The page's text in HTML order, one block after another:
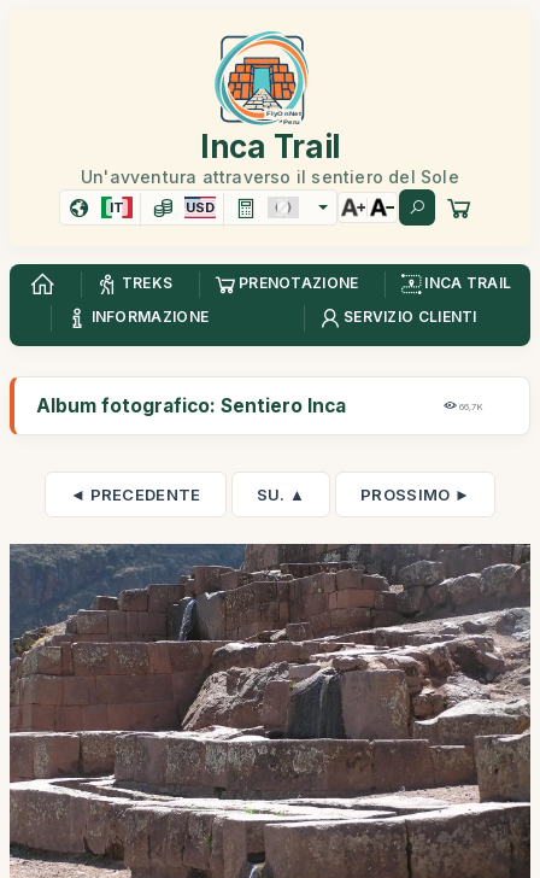
Inca Trail
Un'avventura attraverso il sentiero del Sole
IT USD
TREKS PRENOTAZIONE
INCA TRAIL
INFORMAZIONE
SERVIZIO CLIENTI
Album fotografico: Sentiero Inca 66,7K
◄ PRECEDENTE SU. ▲ PROSSIMO ►